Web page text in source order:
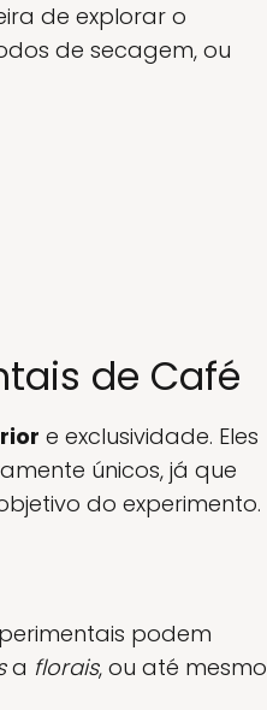
de explorar o
de secagem, ou
de Café
e exclusividade. Eles
únicos, já que
do experimento.
podem
a florais, ou até mesmo